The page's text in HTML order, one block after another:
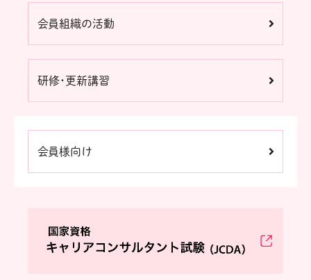
会員組織の活動
研修・更新講習
会員様向け